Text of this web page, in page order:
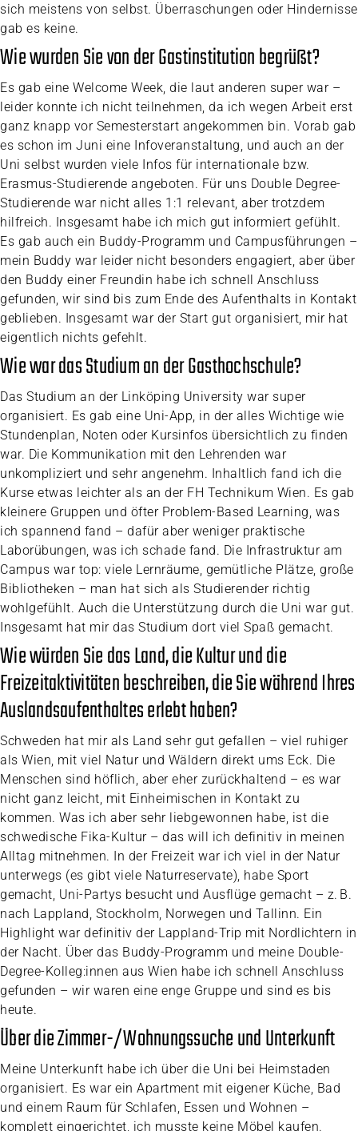
sich meistens von selbst. Überraschungen oder Hindernisse
gab es keine.
Wie wurden Sie von der Gastinstitution begrüßt?
Es gab eine Welcome Week, die laut anderen super war –
leider konnte ich nicht teilnehmen, da ich wegen Arbeit erst
ganz knapp vor Semesterstart angekommen bin. Vorab gab
es schon im Juni eine Infoveranstaltung, und auch an der
Uni selbst wurden viele Infos für internationale bzw.
Erasmus-Studierende angeboten. Für uns Double Degree-
Studierende war nicht alles 1:1 relevant, aber trotzdem
hilfreich. Insgesamt habe ich mich gut informiert gefühlt.
Es gab auch ein Buddy-Programm und Campusführungen –
mein Buddy war leider nicht besonders engagiert, aber über
den Buddy einer Freundin habe ich schnell Anschluss
gefunden, wir sind bis zum Ende des Aufenthalts in Kontakt
geblieben. Insgesamt war der Start gut organisiert, mir hat
eigentlich nichts gefehlt.
Wie war das Studium an der Gasthochschule?
Das Studium an der Linköping University war super
organisiert. Es gab eine Uni-App, in der alles Wichtige wie
Stundenplan, Noten oder Kursinfos übersichtlich zu finden
war. Die Kommunikation mit den Lehrenden war
unkompliziert und sehr angenehm. Inhaltlich fand ich die
Kurse etwas leichter als an der FH Technikum Wien. Es gab
kleinere Gruppen und öfter Problem-Based Learning, was
ich spannend fand – dafür aber weniger praktische
Laborübungen, was ich schade fand. Die Infrastruktur am
Campus war top: viele Lernräume, gemütliche Plätze, große
Bibliotheken – man hat sich als Studierender richtig
wohlgefühlt. Auch die Unterstützung durch die Uni war gut.
Insgesamt hat mir das Studium dort viel Spaß gemacht.
Wie würden Sie das Land, die Kultur und die
Freizeitaktivitäten beschreiben, die Sie während Ihres
Auslandsaufenthaltes erlebt haben?
Schweden hat mir als Land sehr gut gefallen – viel ruhiger
als Wien, mit viel Natur und Wäldern direkt ums Eck. Die
Menschen sind höflich, aber eher zurückhaltend – es war
nicht ganz leicht, mit Einheimischen in Kontakt zu
kommen. Was ich aber sehr liebgewonnen habe, ist die
schwedische Fika-Kultur – das will ich definitiv in meinen
Alltag mitnehmen. In der Freizeit war ich viel in der Natur
unterwegs (es gibt viele Naturreservate), habe Sport
gemacht, Uni-Partys besucht und Ausflüge gemacht – z. B.
nach Lappland, Stockholm, Norwegen und Tallinn. Ein
Highlight war definitiv der Lappland-Trip mit Nordlichtern in
der Nacht. Über das Buddy-Programm und meine Double-
Degree-Kolleg:innen aus Wien habe ich schnell Anschluss
gefunden – wir waren eine enge Gruppe und sind es bis
heute.
Über die Zimmer-/Wohnungssuche und Unterkunft
Meine Unterkunft habe ich über die Uni bei Heimstaden
organisiert. Es war ein Apartment mit eigener Küche, Bad
und einem Raum für Schlafen, Essen und Wohnen –
komplett eingerichtet, ich musste keine Möbel kaufen.